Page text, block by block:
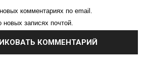
комментариях по email.
записях почтой.